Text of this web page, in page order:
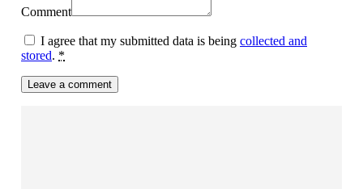
Comment
I agree that my submitted data is being collected and
stored. *